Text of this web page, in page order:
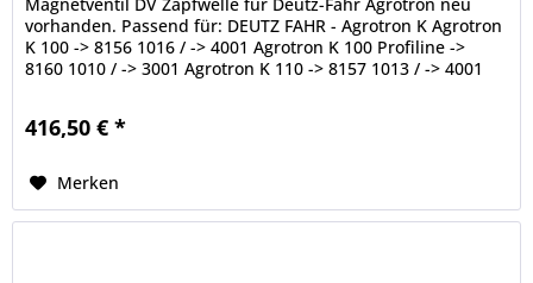
Magnetventil DV Zapfwelle für Deutz-Fahr Agrotron neu
vorhanden. Passend für: DEUTZ FAHR - Agrotron K Agrotron
K 100 -> 8156 1016 / -> 4001 Agrotron K 100 Profiline ->
8160 1010 / -> 3001 Agrotron K 110 -> 8157 1013 / -> 4001
416,50 € *
Merken